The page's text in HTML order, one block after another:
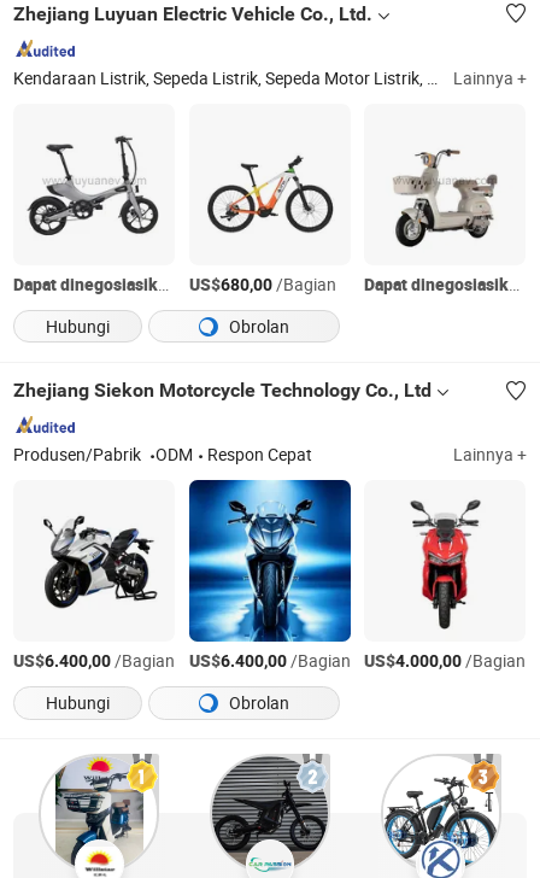
Zhejiang Luyuan Electric Vehicle Co., Ltd.
Kendaraan Listrik, Sepeda Listrik, Sepeda Motor Listrik, Skuter Listrik, E-Sepeda, E-Sepeda Motor, E-Skuter, E-Kendaraan, E-Motor Lainnya +
Dapat dinegosiasikan US$680,00/Bagian
Dapat dinegosiasikan
Hubungi
Obrolan
Zhejiang Siekon Motorcycle Technology Co., Ltd
Produsen/Pabrik ODM Respon Cepat Lainnya +
US$6.400,00/Bagian US$6.400,00/Bagian US$4.000,00/Bagian
Hubungi
Obrolan